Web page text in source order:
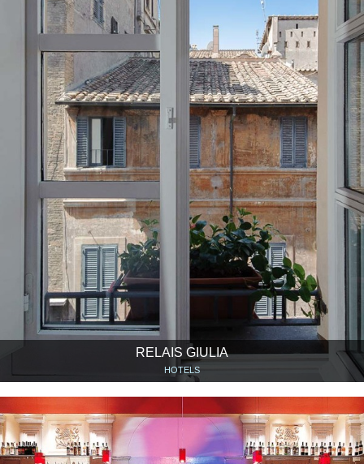
RELAIS GIULIA
HOTELS